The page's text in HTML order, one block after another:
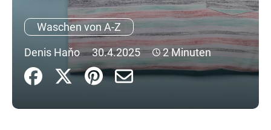
Waschen von A-Z
Denis Haňo
30.4.2025 2 Minuten
SUCHEN
i